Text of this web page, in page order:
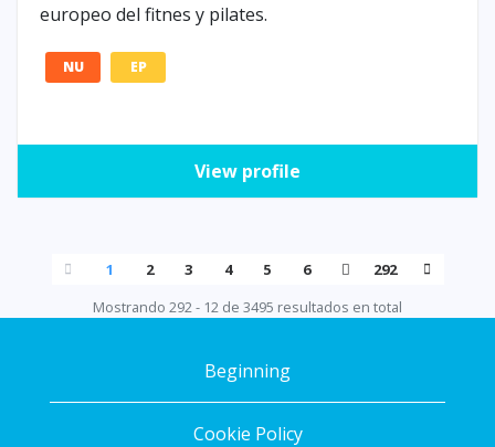
europeo del fitnes y pilates.
NU EP
View profile
1 2 3 4 5 6
292
Mostrando 292 - 12 de 3495 resultados en total
Beginning
Cookie Policy